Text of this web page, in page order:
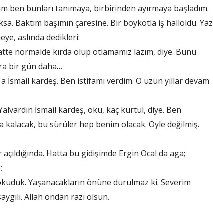
ben bunları tanımaya, birbirinden ayırmaya başladım.
Baktım başımın çaresine. Bir boykotla iş halloldu. Yaz
aslında dedikleri:
normalde kırda olup otlamamız lazım, diye. Bunu
bir gün daha…
İsmail kardeş. Ben istifamı verdim. O uzun yıllar devam
İsmail kardeş, oku, kaç kurtul, diye. Ben
kalacak, bu sürüler hep benim olacak. Öyle değilmiş.
Hatta bu gidişimde Ergin Öcal da aga;
Yaşanacakların önüne durulmaz ki. Severim
Allah ondan razı olsun.